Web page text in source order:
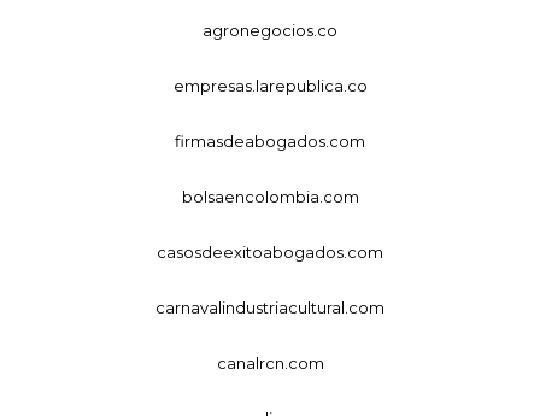
agronegocios.co
empresas.larepublica.co
firmasdeabogados.com
bolsaencolombia.com
casosdeexitoabogados.com
carnavalindustriacultural.com
canalrcn.com